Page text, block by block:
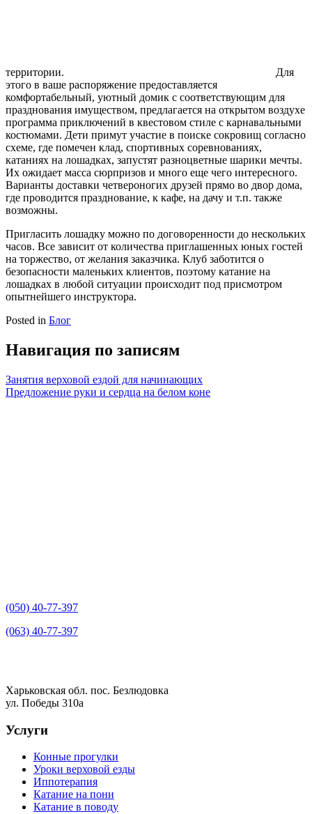
территории.
Для
этого в ваше распоряжение предоставляется
комфортабельный, уютный домик с соответствующим для
празднования имуществом, предлагается на открытом воздухе
программа приключений в квестовом стиле с карнавальными
костюмами. Дети примут участие в поиске сокровищ согласно
схеме, где помечен клад, спортивных соревнованиях,
катаниях на лошадках, запустят разноцветные шарики мечты.
Их ожидает масса сюрпризов и много еще чего интересного.
Варианты доставки четвероногих друзей прямо во двор дома,
где проводится празднование, к кафе, на дачу и т.п. также
возможны.
Пригласить лошадку можно по договоренности до нескольких
часов. Все зависит от количества приглашенных юных гостей
на торжество, от желания заказчика. Клуб заботится о
безопасности маленьких клиентов, поэтому катание на
лошадках в любой ситуации происходит под присмотром
опытнейшего инструктора.
Posted in Блог
Навигация по записям
Занятия верховой ездой для начинающих
Предложение руки и сердца на белом коне
(050) 40-77-397
(063) 40-77-397
Харьковская обл. пос. Безлюдовка
ул. Победы 310а
Услуги
Конные прогулки
Уроки верховой езды
Иппотерапия
Катание на пони
Катание в поводу